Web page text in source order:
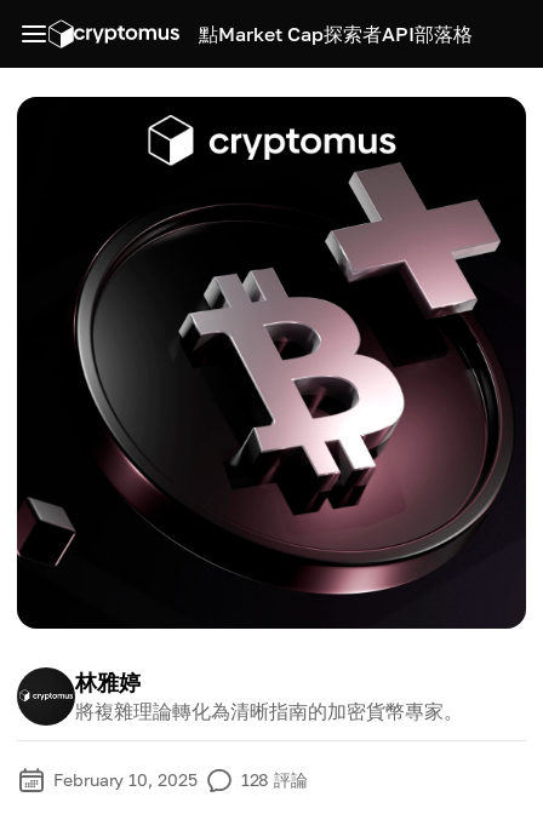
點Market Cap探索者API部落格
林雅婷
將複雜理論轉化為清晰指南的加密貨幣專家。
February 10, 2025 128 評論